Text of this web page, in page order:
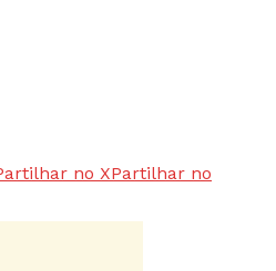
no XPartilhar no